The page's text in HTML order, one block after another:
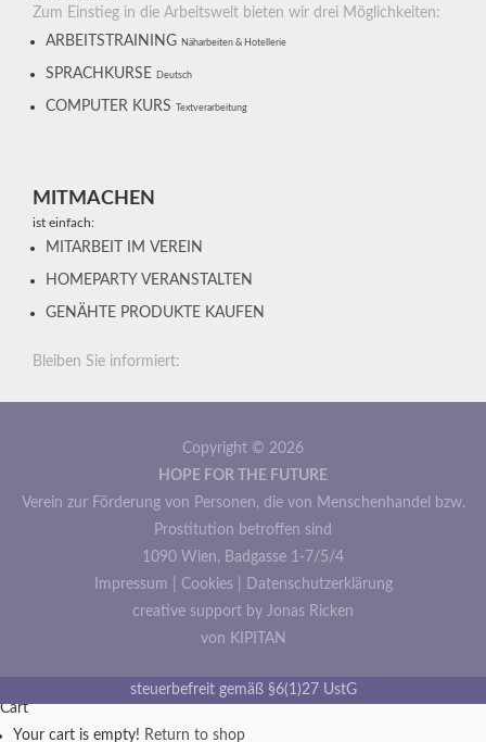
Zum Einstieg in die Arbeitswelt bieten wir drei Möglichkeiten:
ARBEITSTRAINING Näharbeiten & Hotellerie
SPRACHKURSE Deutsch
COMPUTER KURS Textverarbeitung
MITMACHEN
ist einfach:
MITARBEIT IM VEREIN
HOMEPARTY VERANSTALTEN
GENÄHTE PRODUKTE KAUFEN
Bleiben Sie informiert:
Copyright © 2026
HOPE FOR THE FUTURE
Verein zur Förderung von Personen, die von Menschenhandel bzw.
Prostitution betroffen sind
1090 Wien, Badgasse 1-7/5/4
Impressum
Cookies|
Datenschutzerklärung
creative support by Jonas Ricken
von KIPITAN
steuerbefreit gemäß §6(1)27 UstG
Cart
Your cart is empty! Return to shop